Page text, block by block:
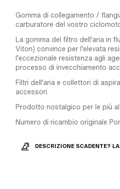
Gomma di collegamento /
carburatore del vostro
La gomma del filtro dell'aria in
Viton) convince per l'elevata
l'eccezionale resistenza agli
processo di invecchiamento
Filtri dell'aria e collettori di
accessori.
Prodotto nostalgico per le più
Numero di ricambio originale
DESCRIZIONE SCADENTE?